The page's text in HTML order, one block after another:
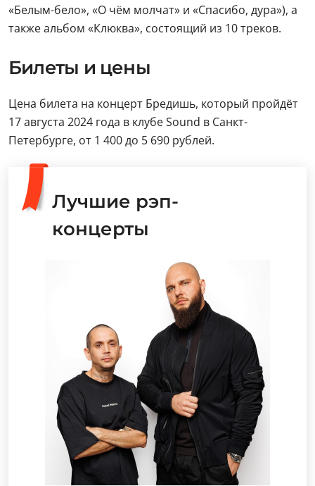
«Белым-бело», «О чём молчат» и «Спасибо, дура»), а
также альбом «Клюква», состоящий из 10 треков.
Билеты и цены
Цена билета на концерт Бредишь, который пройдёт
17 августа 2024 года в клубе Sound в Санкт-
Петербурге, от 1 400 до 5 690 рублей.
Лучшие рэп-
концерты